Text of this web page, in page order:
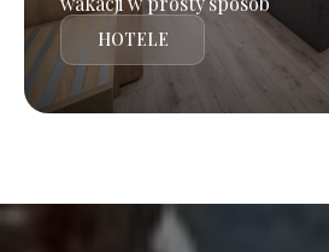
HOTELE